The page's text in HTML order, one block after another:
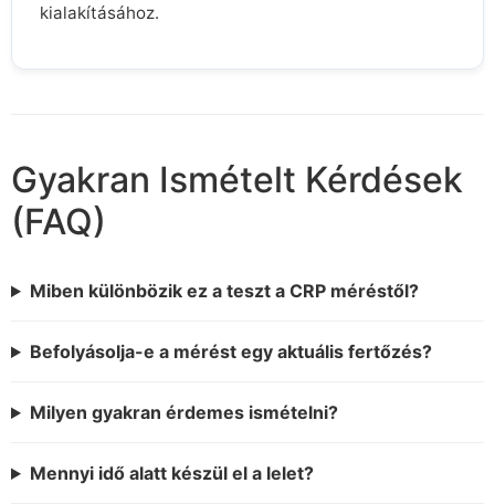
kialakításához.
Gyakran Ismételt Kérdések
(FAQ)
Miben különbözik ez a teszt a CRP méréstől?
Befolyásolja-e a mérést egy aktuális fertőzés?
Milyen gyakran érdemes ismételni?
Mennyi idő alatt készül el a lelet?